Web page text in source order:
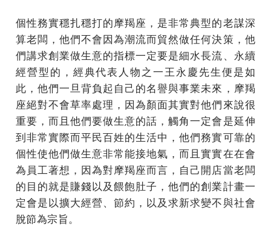
個性務實穩扎穩打的摩羯座，是非常典型的老謀深
算老闆，他們不會因為潮流而貿然做任何決策，他
們講求創業做生意的指標一定要是細水長流、永續
經營型的，經典代表人物之一王永慶先生便是如
此，他們一旦背負起自己的名譽與事業未來，摩羯
座絕對不會草率處理，因為顏面其實對他們來說很
重要，而且他們要做生意的話，觸角一定會是延伸
到非常實際而平民百姓的生活中，他們務實可靠的
個性使他們做生意非常能接地氣，而且實實在在會
為員工著想，因為對摩羯座而言，自己開店當老闆
的目的就是賺錢以及餵飽肚子，他們的創業計畫一
定會是以擴大經營、節約，以及求新求變不與社會
脫節為宗旨。